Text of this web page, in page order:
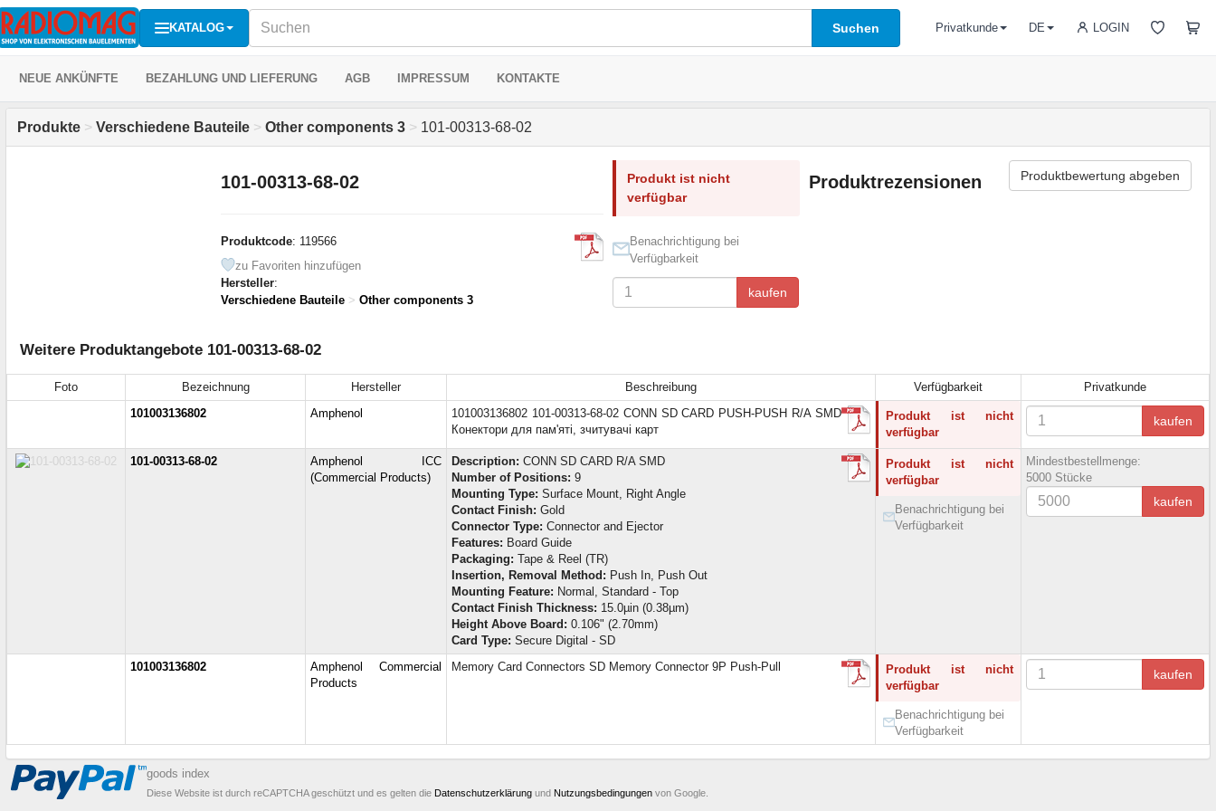
KATALOG Suchen LOGIN
Privatkunde DE
NEUE ANKÜNFTE BEZAHLUNG UND LIEFERUNG AGB IMPRESSUM KONTAKTE
Produkte > Verschiedene Bauteile > Other components 3 > 101-00313-68-02
101-00313-68-02
Produktcode: 119566
zu Favoriten hinzufügen
Hersteller:
Verschiedene Bauteile > Other components 3
Produkt ist nicht
verfügbar
Benachrichtigung bei
Verfügbarkeit
kaufen
Produktrezensionen Produktbewertung abgeben
Weitere Produktangebote 101-00313-68-02
Foto Bezeichnung Hersteller Beschreibung Verfügbarkeit
Privatkunde
101003136802
Amphenol
101003136802 101-00313-68-02 CONN SD CARD PUSH-PUSH R/A SMD
Конектори для пам'яті, зчитувачі карт
Produkt ist nicht
verfügbar
kaufen
101-00313-68-02
Amphenol ICC
(Commercial Products)
Description: CONN SD CARD R/A SMD
Number of Positions: 9
Mounting Type: Surface Mount, Right Angle
Contact Finish: Gold
Connector Type: Connector and Ejector
Features: Board Guide
Packaging: Tape & Reel (TR)
Insertion, Removal Method: Push In, Push Out
Mounting Feature: Normal, Standard - Top
Contact Finish Thickness: 15.0µin (0.38µm)
Height Above Board: 0.106" (2.70mm)
Card Type: Secure Digital - SD
Produkt ist nicht
verfügbar
Benachrichtigung bei
Verfügbarkeit
Mindestbestellmenge:
5000 Stücke
kaufen
101003136802
Amphenol Commercial
Products
Memory Card Connectors SD Memory Connector 9P Push-Pull
Produkt ist nicht
verfügbar
Benachrichtigung bei
Verfügbarkeit
kaufen
goods index
Diese Website ist durch reCAPTCHA geschützt und es gelten die Datenschutzerklärung und Nutzungsbedingungen von Google.